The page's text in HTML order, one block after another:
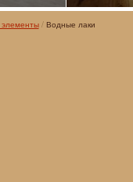
Водные лаки